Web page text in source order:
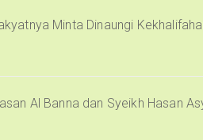
Minta Dinaungi
Al Banna dan Syeikh Hasan